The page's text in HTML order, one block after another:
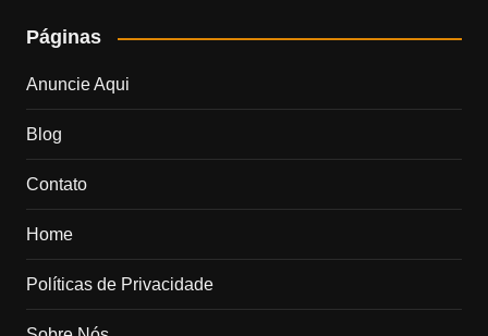
Páginas
Anuncie Aqui
Blog
Contato
Home
Políticas de Privacidade